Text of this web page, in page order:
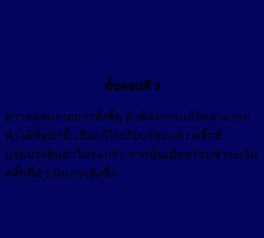
ขั้นตอนที่ 3
ตรวจสอบรายการสั่งซื้อ ถ้าต้องการแก้ไขสามารถ
ทำได้ที่หน้านี้ เมื่อแก้ไขเรียบร้อยแล้ว คลิ๊กที่
ปรับปรุงสินค้าในตะกร้า จากนั้นเมื่อพร้อมชำระเงิน
คลิ๊กที่ดำเนินการสั่งซื้อ